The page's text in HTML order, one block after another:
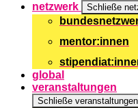
netzwerk
Schließe
mentor:innen
global
veranstaltungen
Schließe veranstaltungen